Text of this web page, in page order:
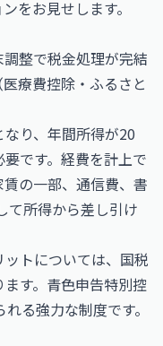
をお見せします。
整で税金処理が完結
療費控除・ふるさと
り、年間所得が20
です。経費を計上で
の一部、通信費、書
て所得から差し引け
トについては、 国税
す。青色申告特別控
る強力な制度です。